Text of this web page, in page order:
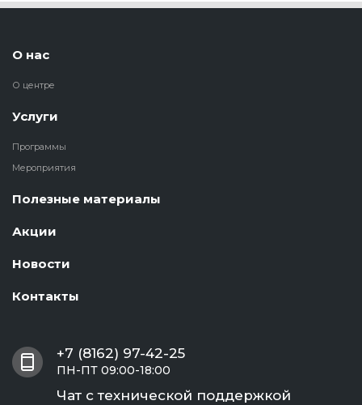
О нас
О центре
Услуги
Программы
Мероприятия
Полезные материалы
Акции
Новости
Контакты
+7 (8162) 97-42-25
ПН-ПТ 09:00-18:00
Чат с технической поддержкой